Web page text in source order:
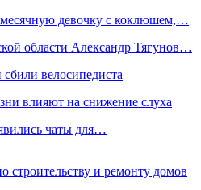
девочку с коклюшем,…
области Александр Тягунов…
велосипедиста
влияют на снижение слуха
чаты для…
строительству и ремонту домов